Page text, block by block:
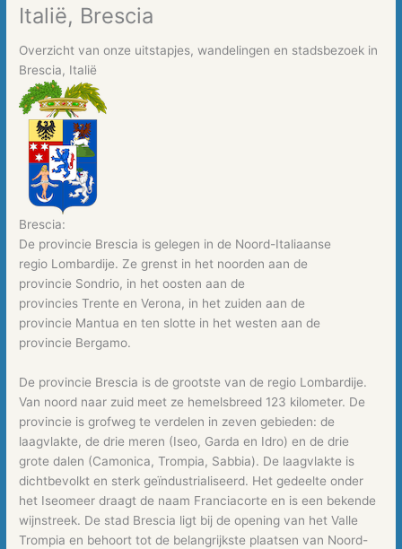
Italië, Brescia
Overzicht van onze uitstapjes, wandelingen en stadsbezoek in
Brescia, Italië
Brescia:
De provincie Brescia is gelegen in de Noord-Italiaanse
regio Lombardije. Ze grenst in het noorden aan de
provincie Sondrio, in het oosten aan de
provincies Trente en Verona, in het zuiden aan de
provincie Mantua en ten slotte in het westen aan de
provincie Bergamo.
De provincie Brescia is de grootste van de regio Lombardije.
Van noord naar zuid meet ze hemelsbreed 123 kilometer. De
provincie is grofweg te verdelen in zeven gebieden: de
laagvlakte, de drie meren (Iseo, Garda en Idro) en de drie
grote dalen (Camonica, Trompia, Sabbia). De laagvlakte is
dichtbevolkt en sterk geïndustrialiseerd. Het gedeelte onder
het Iseomeer draagt de naam Franciacorte en is een bekende
wijnstreek. De stad Brescia ligt bij de opening van het Valle
Trompia en behoort tot de belangrijkste plaatsen van Noord-